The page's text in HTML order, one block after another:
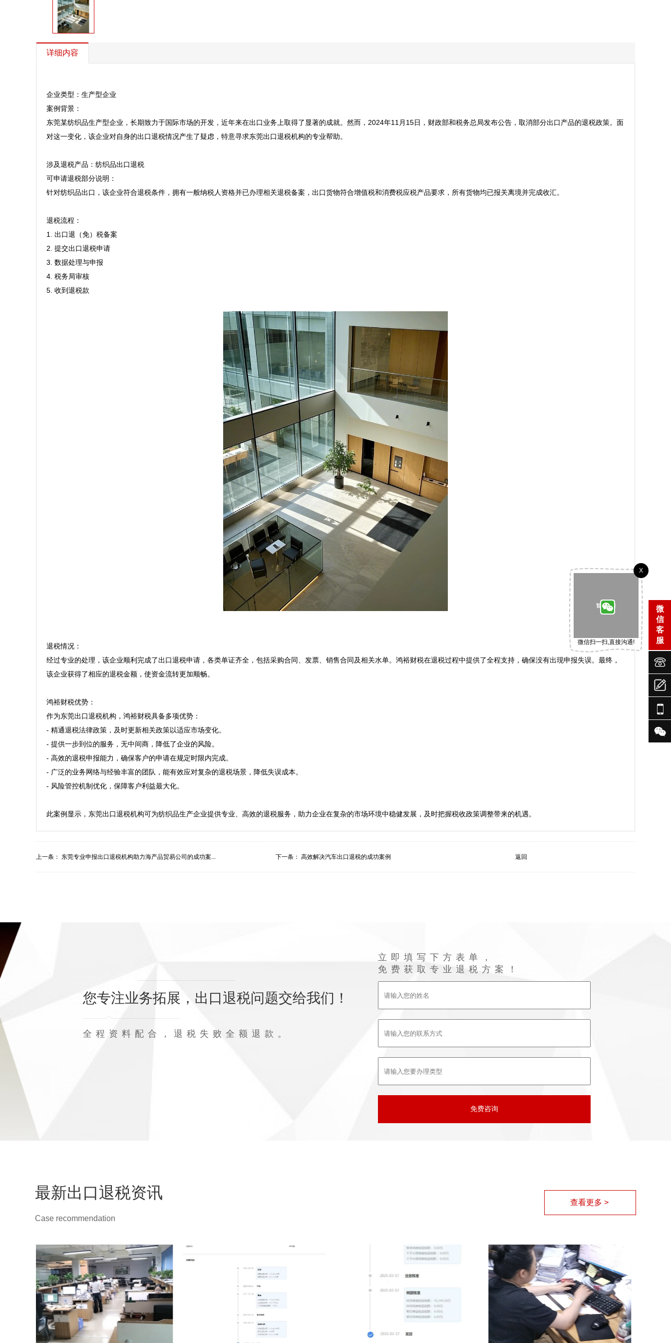
详细内容
企业类型：生产型企业
案例背景：
东莞某纺织品生产型企业，长期致力于国际市场的开发，近年来在出口业务上取得了显著的成就。然而，2024年11月15日，财政部和税务总局发布公告，取消部分出口产品的退税政策。面
对这一变化，该企业对自身的出口退税情况产生了疑虑，特意寻求东莞出口退税机构的专业帮助。
涉及退税产品：纺织品出口退税
可申请退税部分说明：
针对纺织品出口，该企业符合退税条件，拥有一般纳税人资格并已办理相关退税备案，出口货物符合增值税和消费税应税产品要求，所有货物均已报关离境并完成收汇。
退税流程：
1. 出口退（免）税备案
2. 提交出口退税申请
3. 数据处理与申报
4. 税务局审核
5. 收到退税款
退税情况：
经过专业的处理，该企业顺利完成了出口退税申请，各类单证齐全，包括采购合同、发票、销售合同及相关水单。鸿裕财税在退税过程中提供了全程支持，确保没有出现申报失误。最终，
该企业获得了相应的退税金额，使资金流转更加顺畅。
鸿裕财税优势：
作为东莞出口退税机构，鸿裕财税具备多项优势：
- 精通退税法律政策，及时更新相关政策以适应市场变化。
- 提供一步到位的服务，无中间商，降低了企业的风险。
- 高效的退税申报能力，确保客户的申请在规定时限内完成。
- 广泛的业务网络与经验丰富的团队，能有效应对复杂的退税场景，降低失误成本。
- 风险管控机制优化，保障客户利益最大化。
上一条： 东莞专业申报出口退税机构助力海产品贸易公司的成功案... 下一条： 高效解决汽车出口退税的成功案例 返回
您专注业务拓展，出口退税问题交给我们！
全程资料配合，退税失败全额退款。
立即填写下方表单，
免费获取专业退税方案！
最新出口退税资讯
Case recommendation
查看更多 >
微
信
客
服
X
微信扫一扫,直接沟通!




